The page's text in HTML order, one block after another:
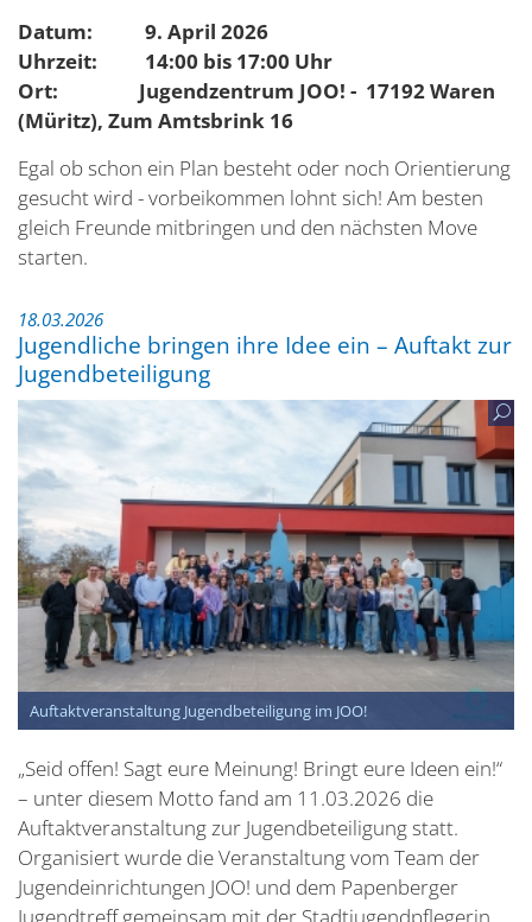
Datum: 9. April 2026
Uhrzeit: 14:00 bis 17:00 Uhr
Ort: Jugendzentrum JOO! - 17192 Waren
(Müritz), Zum Amtsbrink 16
Egal ob schon ein Plan besteht oder noch Orientierung
gesucht wird - vorbeikommen lohnt sich! Am besten
gleich Freunde mitbringen und den nächsten Move
starten.
18.03.2026
Jugendliche bringen ihre Idee ein – Auftakt zur
Jugendbeteiligung
Auftaktveranstaltung Jugendbeteiligung im JOO!
„Seid offen! Sagt eure Meinung! Bringt eure Ideen ein!“
– unter diesem Motto fand am 11.03.2026 die
Auftaktveranstaltung zur Jugendbeteiligung statt.
Organisiert wurde die Veranstaltung vom Team der
Jugendeinrichtungen JOO! und dem Papenberger
Jugendtreff gemeinsam mit der Stadtjugendpflegerin